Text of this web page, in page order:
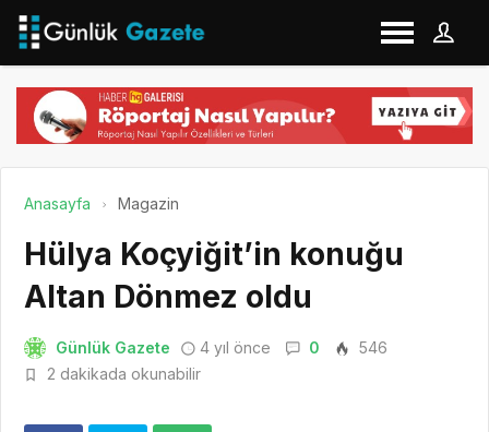
Anasayfa Magazin
Hülya Koçyiğit’in konuğu
Altan Dönmez oldu
Günlük Gazete 4 yıl önce 0
546
2 dakikada okunabilir